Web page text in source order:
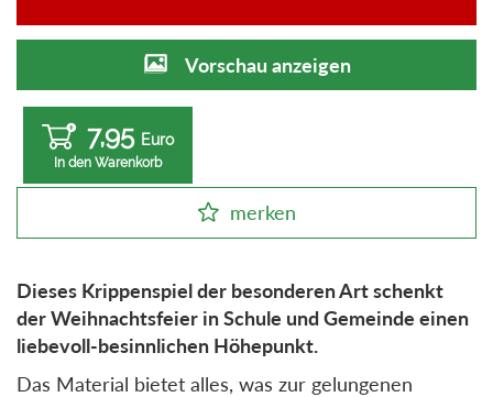
Vorschau anzeigen
7,95 Euro
In den Warenkorb
merken
Dieses Krippenspiel der besonderen Art schenkt
der Weihnachtsfeier in Schule und Gemeinde einen
liebevoll-besinnlichen Höhepunkt.
Das Material bietet alles, was zur gelungenen